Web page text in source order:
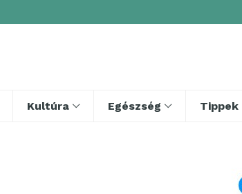
Kultúra Egészség Tippek